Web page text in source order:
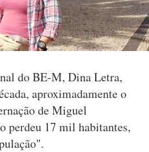
do BE-M, Dina Letra,
aproximadamente o
de Miguel
perdeu 17 mil habitantes,